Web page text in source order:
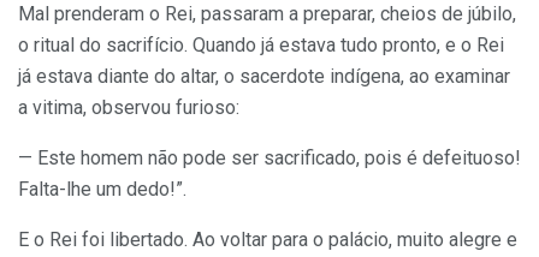
Mal prenderam o Rei, passaram a preparar, cheios de júbilo,
o ritual do sacrifício. Quando já estava tudo pronto, e o Rei
já estava diante do altar, o sacerdote indígena, ao examinar
a vitima, observou furioso:
— Este homem não pode ser sacrificado, pois é defeituoso!
Falta-lhe um dedo!”.
E o Rei foi libertado. Ao voltar para o palácio, muito alegre e